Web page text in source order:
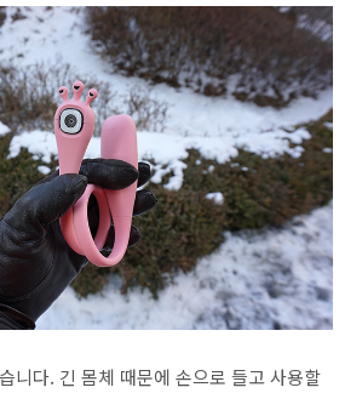
니다. 긴 몸체 때문에 손으로 들고 사용할